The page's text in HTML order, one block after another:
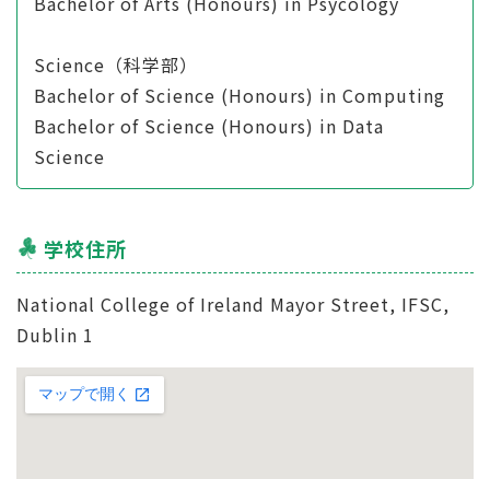
Science（科学部）
Bachelor of Science (Honours) in Computing
Bachelor of Science (Honours) in Data
Science
学校住所
National College of Ireland Mayor Street, IFSC,
Dublin 1